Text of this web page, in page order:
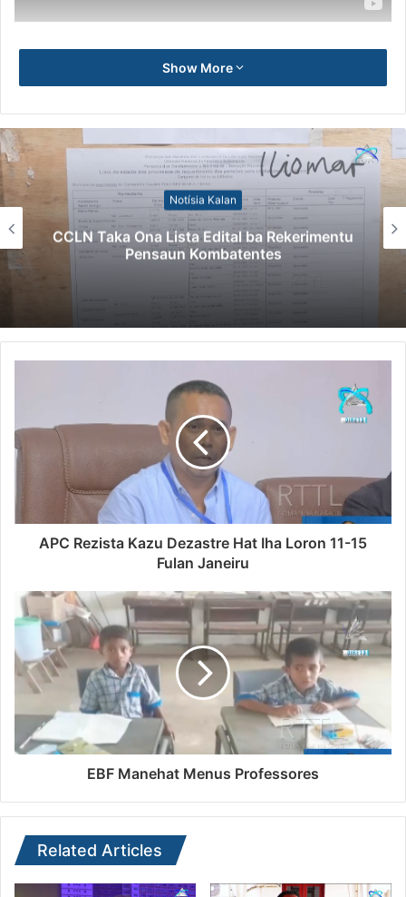
Show More
Notísia Kalan
CCLN Taka Ona Lista Edital ba Rekerimentu
Pensaun Kombatentes
APC Rezista Kazu Dezastre Hat Iha Loron 11-15
Fulan Janeiru
EBF Manehat Menus Professores
Related Articles